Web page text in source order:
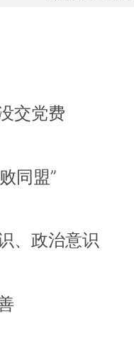
交党费
同盟”
、政治意识